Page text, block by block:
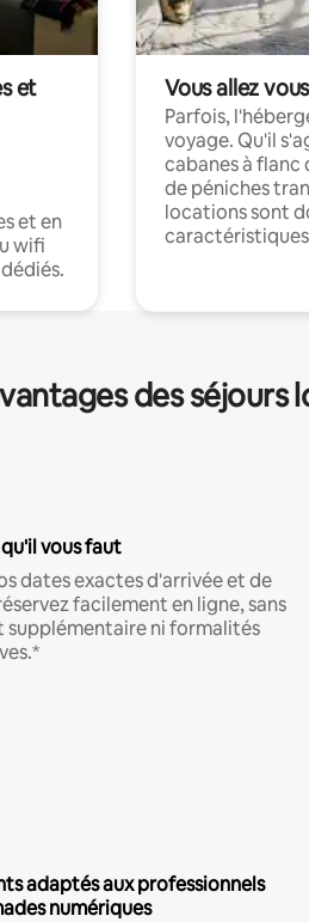
et
et en
wifi
Vous allez
Parfois,
voyage. Qu'il
cabanes à flanc
de péniches
locations sont
des séjours
vous faut
dates exactes d'arrivée et de
facilement en ligne, sans
supplémentaire ni formalités
adaptés aux professionnels
numériques